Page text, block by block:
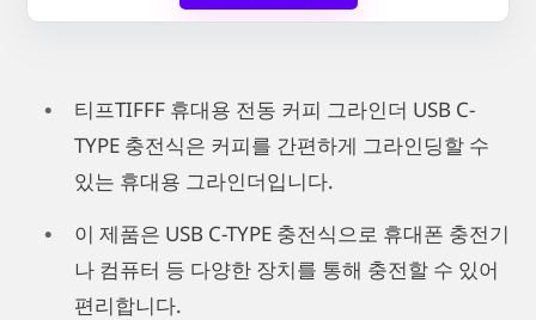
티프TIFFF 휴대용 전동 커피 그라인더 USB C-
TYPE 충전식은 커피를 간편하게 그라인딩할 수
있는 휴대용 그라인더입니다.
이 제품은 USB C-TYPE 충전식으로 휴대폰 충전기
나 컴퓨터 등 다양한 장치를 통해 충전할 수 있어
편리합니다.